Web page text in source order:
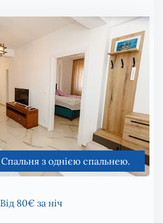
Спальня з однією спальнею.
Від 80€ за ніч